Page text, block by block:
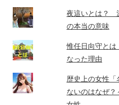
夜這いとは？
の本当の意味
惟任日向守と
なった理由
歴史上の女性「
ないのはなぜ